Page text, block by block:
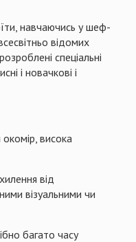
навчаючись у шеф-
відомих
спеціальні
і новачкові і
висока
від
візуальними чи
багато часу